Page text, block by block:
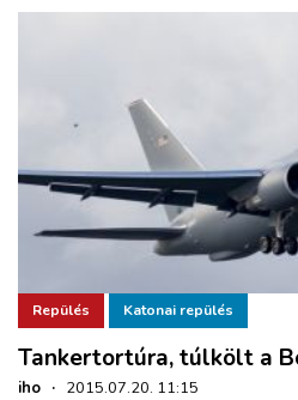
Repülés Katonai repülés
Tankertortúra, túlkölt a
iho · 2015.07.20. 11:15